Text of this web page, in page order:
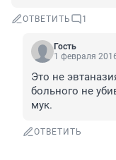
ОТВЕТИТЬ 1
Гость
1 февраля
Это не
больного не
мук.
ОТВЕТИТЬ